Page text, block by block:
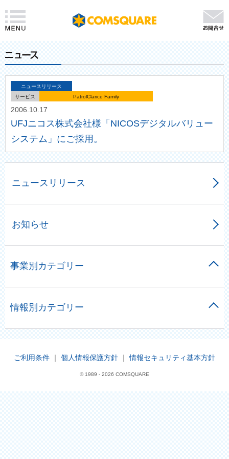
ニュースリリース
サービス
PatrolClarice Family
2006.10.17
UFJニコス株式会社様「NICOSデジタルバリュー
システム」にご採用。
ニュースリリース
お知らせ
事業別カテゴリー
情報別カテゴリー
ご利用条件 ｜ 個人情報保護方針 ｜情報セキュリティ基本方針
© 1989 - 2026 COMSQUARE